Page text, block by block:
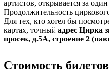
артистов, открывается за
Продолжительность
Для тех, кто хотел бы
картах, точный адрес Цирка
просек, д.5А, строение 2
Стоимость